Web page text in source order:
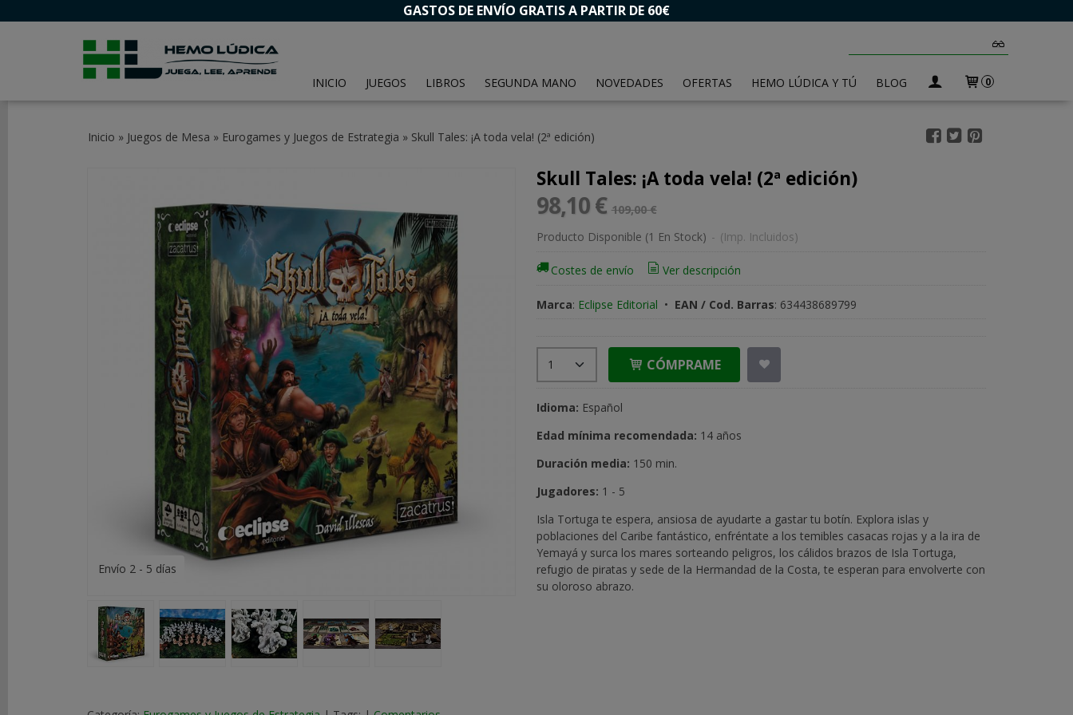
GASTOS DE ENVÍO GRATIS A PARTIR DE 60€
INICIO JUEGOS LIBROS SEGUNDA MANO NOVEDADES OFERTAS HEMO LÚDICA Y TÚ BLOG 0
ACCESORIOS
MARCAS
Inicio » Juegos de Mesa » Eurogames y Juegos de Estrategia » Skull Tales: ¡A toda vela! (2ª edición)
Envío 2 - 5 días
Skull Tales: ¡A toda vela! (2ª edición)
98,10 € 109,00 €
Producto Disponible (1 En Stock) - (Imp. Incluidos)
Costes de envío Ver descripción
Marca: Eclipse Editorial • EAN / Cod. Barras: 634438689799
CÓMPRAME
Idioma: Español
Edad mínima recomendada: 14 años
Duración media: 150 min.
Jugadores: 1 - 5
Isla Tortuga te espera, ansiosa de ayudarte a gastar tu botín. Explora islas y
poblaciones del Caribe fantástico, enfréntate a los temibles casacas rojas y a la ira de
Yemayá y surca los mares sorteando peligros, los cálidos brazos de Isla Tortuga,
refugio de piratas y sede de la Hermandad de la Costa, te esperan para envolverte con
su oloroso abrazo.